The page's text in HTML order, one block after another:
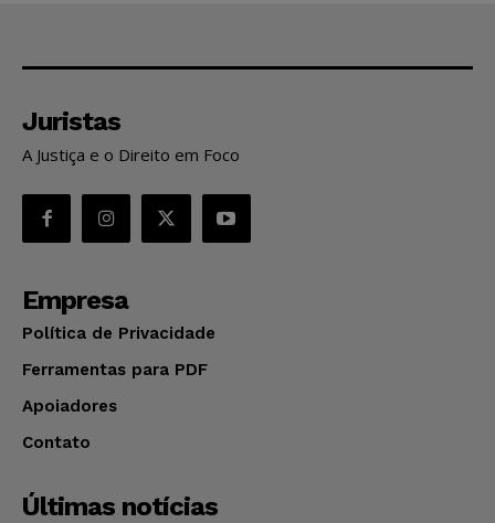
Juristas
A Justiça e o Direito em Foco
Empresa
Política de Privacidade
Ferramentas para PDF
Apoiadores
Contato
Últimas notícias